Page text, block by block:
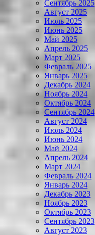
Сентябрь 2025
Август 2025
Июль 2025
Июнь 2025
Май 2025
Апрель 2025
Март 2025
Февраль 2025
Январь 2025
Декабрь 2024
Ноябрь 2024
Октябрь 2024
Сентябрь 2024
Август 2024
Июль 2024
Июнь 2024
Май 2024
Апрель 2024
Март 2024
Февраль 2024
Январь 2024
Декабрь 2023
Ноябрь 2023
Октябрь 2023
Сентябрь 2023
Август 2023